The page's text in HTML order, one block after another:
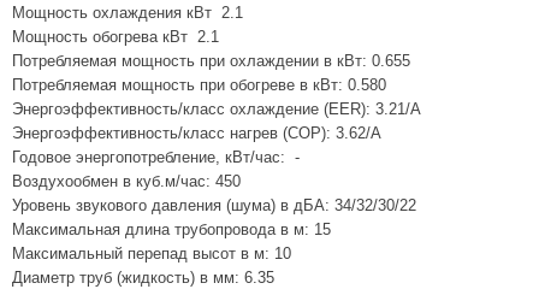
Мощность охлаждения кВт 2.1
Мощность обогрева кВт 2.1
Потребляемая мощность при охлаждении в кВт: 0.655
Потребляемая мощность при обогреве в кВт: 0.580
Энергоэффективность/класс охлаждение (EER): 3.21/A
Энергоэффективность/класс нагрев (COP): 3.62/A
Годовое энергопотребление, кВт/час: -
Воздухообмен в куб.м/час: 450
Уровень звукового давления (шума) в дБА: 34/32/30/22
Максимальная длина трубопровода в м: 15
Максимальный перепад высот в м: 10
Диаметр труб (жидкость) в мм: 6.35